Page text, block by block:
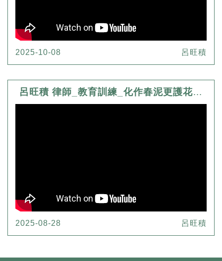
2025-10-08 呂旺積
呂旺積 律師_教育訓練_化作春泥更護花-淺談繼承
2025-08-28 呂旺積